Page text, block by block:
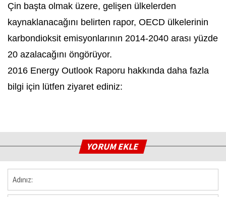
Çin başta olmak üzere, gelişen ülkelerden
kaynaklanacağını belirten rapor, OECD ülkelerinin
karbondioksit emisyonlarının 2014-2040 arası yüzde
20 azalacağını öngörüyor.
2016 Energy Outlook Raporu hakkında daha fazla
bilgi için lütfen ziyaret ediniz:
YORUM EKLE